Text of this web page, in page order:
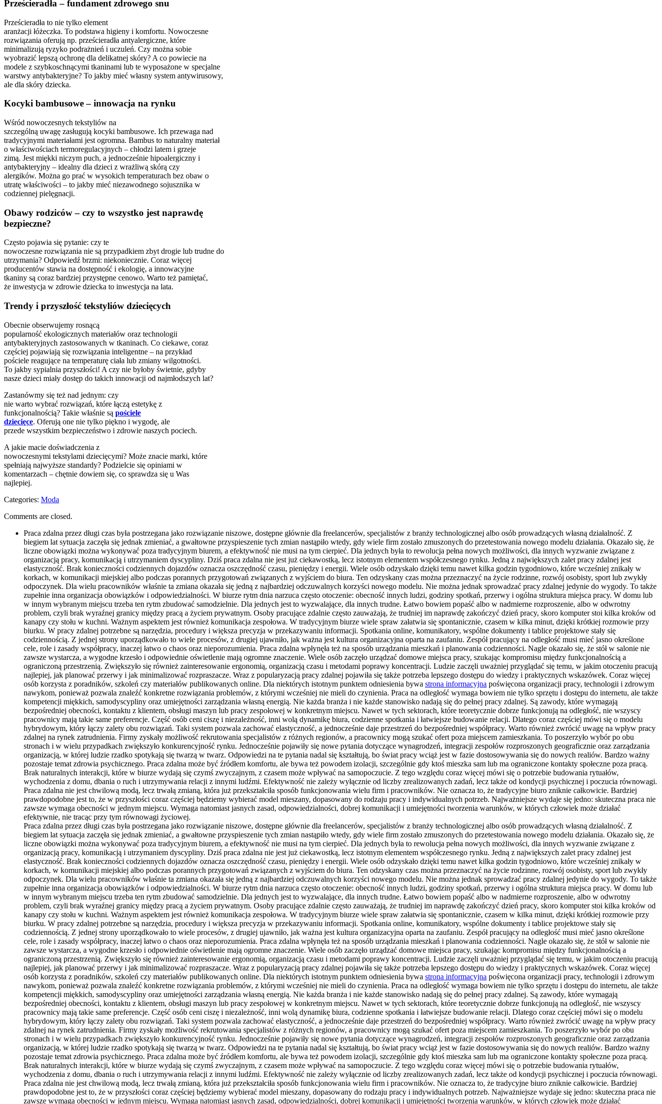
Prześcieradła – fundament zdrowego snu
Prześcieradła to nie tylko element
aranżacji łóżeczka. To podstawa higieny i komfortu. Nowoczesne
rozwiązania oferują np. prześcieradła antyalergiczne, które
minimalizują ryzyko podrażnień i uczuleń. Czy można sobie
wyobrazić lepszą ochronę dla delikatnej skóry? A co powiecie na
modele z szybkoschnącymi tkaninami lub te wyposażone w specjalne
warstwy antybakteryjne? To jakby mieć własny system antywirusowy,
ale dla skóry dziecka.
Kocyki bambusowe – innowacja na rynku
Wśród nowoczesnych tekstyliów na
szczególną uwagę zasługują kocyki bambusowe. Ich przewaga nad
tradycyjnymi materiałami jest ogromna. Bambus to naturalny materiał
o właściwościach termoregulacyjnych – chłodzi latem i grzeje
zimą. Jest miękki niczym puch, a jednocześnie hipoalergiczny i
antybakteryjny – idealny dla dzieci z wrażliwą skórą czy
alergików. Można go prać w wysokich temperaturach bez obaw o
utratę właściwości – to jakby mieć niezawodnego sojusznika w
codziennej pielęgnacji.
Obawy rodziców – czy to wszystko jest naprawdę
bezpieczne?
Często pojawia się pytanie: czy te
nowoczesne rozwiązania nie są przypadkiem zbyt drogie lub trudne do
utrzymania? Odpowiedź brzmi: niekoniecznie. Coraz więcej
producentów stawia na dostępność i ekologię, a innowacyjne
tkaniny są coraz bardziej przystępne cenowo. Warto też pamiętać,
że inwestycja w zdrowie dziecka to inwestycja na lata.
Trendy i przyszłość tekstyliów dziecięcych
Obecnie obserwujemy rosnącą
popularność ekologicznych materiałów oraz technologii
antybakteryjnych zastosowanych w tkaninach. Co ciekawe, coraz
częściej pojawiają się rozwiązania inteligentne – na przykład
pościele reagujące na temperaturę ciała lub zmiany wilgotności.
To jakby sypialnia przyszłości! A czy nie byłoby świetnie, gdyby
nasze dzieci miały dostęp do takich innowacji od najmłodszych lat?
Zastanówmy się też nad jednym: czy
nie warto wybrać rozwiązań, które łączą estetykę z
funkcjonalnością? Takie właśnie są pościele
dziecięce. Oferują one nie tylko piękno i wygodę, ale
przede wszystkim bezpieczeństwo i zdrowie naszych pociech.
A jakie macie doświadczenia z
nowoczesnymi tekstylami dziecięcymi? Może znacie marki, które
spełniają najwyższe standardy? Podzielcie się opiniami w
komentarzach – chętnie dowiem się, co sprawdza się u Was
najlepiej.
Categories: Moda
Comments are closed.
Praca zdalna przez długi czas była postrzegana jako rozwiązanie niszowe, dostępne głównie dla freelancerów, specjalistów z branży technologicznej albo osób prowadzących własną działalność. Z
biegiem lat sytuacja zaczęła się jednak zmieniać, a gwałtowne przyspieszenie tych zmian nastąpiło wtedy, gdy wiele firm zostało zmuszonych do przetestowania nowego modelu działania. Okazało się, że
liczne obowiązki można wykonywać poza tradycyjnym biurem, a efektywność nie musi na tym cierpieć. Dla jednych była to rewolucja pełna nowych możliwości, dla innych wyzwanie związane z
organizacją pracy, komunikacją i utrzymaniem dyscypliny. Dziś praca zdalna nie jest już ciekawostką, lecz istotnym elementem współczesnego rynku. Jedną z największych zalet pracy zdalnej jest
elastyczność. Brak konieczności codziennych dojazdów oznacza oszczędność czasu, pieniędzy i energii. Wiele osób odzyskało dzięki temu nawet kilka godzin tygodniowo, które wcześniej znikały w
korkach, w komunikacji miejskiej albo podczas porannych przygotowań związanych z wyjściem do biura. Ten odzyskany czas można przeznaczyć na życie rodzinne, rozwój osobisty, sport lub zwykły
odpoczynek. Dla wielu pracowników właśnie ta zmiana okazała się jedną z najbardziej odczuwalnych korzyści nowego modelu. Nie można jednak sprowadzać pracy zdalnej jedynie do wygody. To także
zupełnie inna organizacja obowiązków i odpowiedzialności. W biurze rytm dnia narzuca często otoczenie: obecność innych ludzi, godziny spotkań, przerwy i ogólna struktura miejsca pracy. W domu lub
w innym wybranym miejscu trzeba ten rytm zbudować samodzielnie. Dla jednych jest to wyzwalające, dla innych trudne. Łatwo bowiem popaść albo w nadmierne rozproszenie, albo w odwrotny
problem, czyli brak wyraźnej granicy między pracą a życiem prywatnym. Osoby pracujące zdalnie często zauważają, że trudniej im naprawdę zakończyć dzień pracy, skoro komputer stoi kilka kroków od
kanapy czy stołu w kuchni. Ważnym aspektem jest również komunikacja zespołowa. W tradycyjnym biurze wiele spraw załatwia się spontanicznie, czasem w kilka minut, dzięki krótkiej rozmowie przy
biurku. W pracy zdalnej potrzebne są narzędzia, procedury i większa precyzja w przekazywaniu informacji. Spotkania online, komunikatory, wspólne dokumenty i tablice projektowe stały się
codziennością. Z jednej strony uporządkowało to wiele procesów, z drugiej ujawniło, jak ważna jest kultura organizacyjna oparta na zaufaniu. Zespół pracujący na odległość musi mieć jasno określone
cele, role i zasady współpracy, inaczej łatwo o chaos oraz nieporozumienia. Praca zdalna wpłynęła też na sposób urządzania mieszkań i planowania codzienności. Nagle okazało się, że stół w salonie nie
zawsze wystarcza, a wygodne krzesło i odpowiednie oświetlenie mają ogromne znaczenie. Wiele osób zaczęło urządzać domowe miejsca pracy, szukając kompromisu między funkcjonalnością a
ograniczoną przestrzenią. Zwiększyło się również zainteresowanie ergonomią, organizacją czasu i metodami poprawy koncentracji. Ludzie zaczęli uważniej przyglądać się temu, w jakim otoczeniu pracują
najlepiej, jak planować przerwy i jak minimalizować rozpraszacze. Wraz z popularyzacją pracy zdalnej pojawiła się także potrzeba lepszego dostępu do wiedzy i praktycznych wskazówek. Coraz więcej
osób korzysta z poradników, szkoleń czy materiałów publikowanych online. Dla niektórych istotnym punktem odniesienia bywa strona informacyjna poświęcona organizacji pracy, technologii i zdrowym
nawykom, ponieważ pozwala znaleźć konkretne rozwiązania problemów, z którymi wcześniej nie mieli do czynienia. Praca na odległość wymaga bowiem nie tylko sprzętu i dostępu do internetu, ale także
kompetencji miękkich, samodyscypliny oraz umiejętności zarządzania własną energią. Nie każda branża i nie każde stanowisko nadają się do pełnej pracy zdalnej. Są zawody, które wymagają
bezpośredniej obecności, kontaktu z klientem, obsługi maszyn lub pracy zespołowej w konkretnym miejscu. Nawet w tych sektorach, które teoretycznie dobrze funkcjonują na odległość, nie wszyscy
pracownicy mają takie same preferencje. Część osób ceni ciszę i niezależność, inni wolą dynamikę biura, codzienne spotkania i łatwiejsze budowanie relacji. Dlatego coraz częściej mówi się o modelu
hybrydowym, który łączy zalety obu rozwiązań. Taki system pozwala zachować elastyczność, a jednocześnie daje przestrzeń do bezpośredniej współpracy. Warto również zwrócić uwagę na wpływ pracy
zdalnej na rynek zatrudnienia. Firmy zyskały możliwość rekrutowania specjalistów z różnych regionów, a pracownicy mogą szukać ofert poza miejscem zamieszkania. To poszerzyło wybór po obu
stronach i w wielu przypadkach zwiększyło konkurencyjność rynku. Jednocześnie pojawiły się nowe pytania dotyczące wynagrodzeń, integracji zespołów rozproszonych geograficznie oraz zarządzania
organizacją, w której ludzie rzadko spotykają się twarzą w twarz. Odpowiedzi na te pytania nadal się kształtują, bo świat pracy wciąż jest w fazie dostosowywania się do nowych realiów. Bardzo ważny
pozostaje temat zdrowia psychicznego. Praca zdalna może być źródłem komfortu, ale bywa też powodem izolacji, szczególnie gdy ktoś mieszka sam lub ma ograniczone kontakty społeczne poza pracą.
Brak naturalnych interakcji, które w biurze wydają się czymś zwyczajnym, z czasem może wpływać na samopoczucie. Z tego względu coraz więcej mówi się o potrzebie budowania rytuałów,
wychodzenia z domu, dbania o ruch i utrzymywania relacji z innymi ludźmi. Efektywność nie zależy wyłącznie od liczby zrealizowanych zadań, lecz także od kondycji psychicznej i poczucia równowagi.
Praca zdalna nie jest chwilową modą, lecz trwałą zmianą, która już przekształciła sposób funkcjonowania wielu firm i pracowników. Nie oznacza to, że tradycyjne biuro zniknie całkowicie. Bardziej
prawdopodobne jest to, że w przyszłości coraz częściej będziemy wybierać model mieszany, dopasowany do rodzaju pracy i indywidualnych potrzeb. Najważniejsze wydaje się jedno: skuteczna praca nie
zawsze wymaga obecności w jednym miejscu. Wymaga natomiast jasnych zasad, odpowiedzialności, dobrej komunikacji i umiejętności tworzenia warunków, w których człowiek może działać
efektywnie, nie tracąc przy tym równowagi życiowej.
Praca zdalna przez długi czas była postrzegana jako rozwiązanie niszowe, dostępne głównie dla freelancerów, specjalistów z branży technologicznej albo osób prowadzących własną działalność. Z
biegiem lat sytuacja zaczęła się jednak zmieniać, a gwałtowne przyspieszenie tych zmian nastąpiło wtedy, gdy wiele firm zostało zmuszonych do przetestowania nowego modelu działania. Okazało się, że
liczne obowiązki można wykonywać poza tradycyjnym biurem, a efektywność nie musi na tym cierpieć. Dla jednych była to rewolucja pełna nowych możliwości, dla innych wyzwanie związane z
organizacją pracy, komunikacją i utrzymaniem dyscypliny. Dziś praca zdalna nie jest już ciekawostką, lecz istotnym elementem współczesnego rynku. Jedną z największych zalet pracy zdalnej jest
elastyczność. Brak konieczności codziennych dojazdów oznacza oszczędność czasu, pieniędzy i energii. Wiele osób odzyskało dzięki temu nawet kilka godzin tygodniowo, które wcześniej znikały w
korkach, w komunikacji miejskiej albo podczas porannych przygotowań związanych z wyjściem do biura. Ten odzyskany czas można przeznaczyć na życie rodzinne, rozwój osobisty, sport lub zwykły
odpoczynek. Dla wielu pracowników właśnie ta zmiana okazała się jedną z najbardziej odczuwalnych korzyści nowego modelu. Nie można jednak sprowadzać pracy zdalnej jedynie do wygody. To także
zupełnie inna organizacja obowiązków i odpowiedzialności. W biurze rytm dnia narzuca często otoczenie: obecność innych ludzi, godziny spotkań, przerwy i ogólna struktura miejsca pracy. W domu lub
w innym wybranym miejscu trzeba ten rytm zbudować samodzielnie. Dla jednych jest to wyzwalające, dla innych trudne. Łatwo bowiem popaść albo w nadmierne rozproszenie, albo w odwrotny
problem, czyli brak wyraźnej granicy między pracą a życiem prywatnym. Osoby pracujące zdalnie często zauważają, że trudniej im naprawdę zakończyć dzień pracy, skoro komputer stoi kilka kroków od
kanapy czy stołu w kuchni. Ważnym aspektem jest również komunikacja zespołowa. W tradycyjnym biurze wiele spraw załatwia się spontanicznie, czasem w kilka minut, dzięki krótkiej rozmowie przy
biurku. W pracy zdalnej potrzebne są narzędzia, procedury i większa precyzja w przekazywaniu informacji. Spotkania online, komunikatory, wspólne dokumenty i tablice projektowe stały się
codziennością. Z jednej strony uporządkowało to wiele procesów, z drugiej ujawniło, jak ważna jest kultura organizacyjna oparta na zaufaniu. Zespół pracujący na odległość musi mieć jasno określone
cele, role i zasady współpracy, inaczej łatwo o chaos oraz nieporozumienia. Praca zdalna wpłynęła też na sposób urządzania mieszkań i planowania codzienności. Nagle okazało się, że stół w salonie nie
zawsze wystarcza, a wygodne krzesło i odpowiednie oświetlenie mają ogromne znaczenie. Wiele osób zaczęło urządzać domowe miejsca pracy, szukając kompromisu między funkcjonalnością a
ograniczoną przestrzenią. Zwiększyło się również zainteresowanie ergonomią, organizacją czasu i metodami poprawy koncentracji. Ludzie zaczęli uważniej przyglądać się temu, w jakim otoczeniu pracują
najlepiej, jak planować przerwy i jak minimalizować rozpraszacze. Wraz z popularyzacją pracy zdalnej pojawiła się także potrzeba lepszego dostępu do wiedzy i praktycznych wskazówek. Coraz więcej
osób korzysta z poradników, szkoleń czy materiałów publikowanych online. Dla niektórych istotnym punktem odniesienia bywa strona informacyjna poświęcona organizacji pracy, technologii i zdrowym
nawykom, ponieważ pozwala znaleźć konkretne rozwiązania problemów, z którymi wcześniej nie mieli do czynienia. Praca na odległość wymaga bowiem nie tylko sprzętu i dostępu do internetu, ale także
kompetencji miękkich, samodyscypliny oraz umiejętności zarządzania własną energią. Nie każda branża i nie każde stanowisko nadają się do pełnej pracy zdalnej. Są zawody, które wymagają
bezpośredniej obecności, kontaktu z klientem, obsługi maszyn lub pracy zespołowej w konkretnym miejscu. Nawet w tych sektorach, które teoretycznie dobrze funkcjonują na odległość, nie wszyscy
pracownicy mają takie same preferencje. Część osób ceni ciszę i niezależność, inni wolą dynamikę biura, codzienne spotkania i łatwiejsze budowanie relacji. Dlatego coraz częściej mówi się o modelu
hybrydowym, który łączy zalety obu rozwiązań. Taki system pozwala zachować elastyczność, a jednocześnie daje przestrzeń do bezpośredniej współpracy. Warto również zwrócić uwagę na wpływ pracy
zdalnej na rynek zatrudnienia. Firmy zyskały możliwość rekrutowania specjalistów z różnych regionów, a pracownicy mogą szukać ofert poza miejscem zamieszkania. To poszerzyło wybór po obu
stronach i w wielu przypadkach zwiększyło konkurencyjność rynku. Jednocześnie pojawiły się nowe pytania dotyczące wynagrodzeń, integracji zespołów rozproszonych geograficznie oraz zarządzania
organizacją, w której ludzie rzadko spotykają się twarzą w twarz. Odpowiedzi na te pytania nadal się kształtują, bo świat pracy wciąż jest w fazie dostosowywania się do nowych realiów. Bardzo ważny
pozostaje temat zdrowia psychicznego. Praca zdalna może być źródłem komfortu, ale bywa też powodem izolacji, szczególnie gdy ktoś mieszka sam lub ma ograniczone kontakty społeczne poza pracą.
Brak naturalnych interakcji, które w biurze wydają się czymś zwyczajnym, z czasem może wpływać na samopoczucie. Z tego względu coraz więcej mówi się o potrzebie budowania rytuałów,
wychodzenia z domu, dbania o ruch i utrzymywania relacji z innymi ludźmi. Efektywność nie zależy wyłącznie od liczby zrealizowanych zadań, lecz także od kondycji psychicznej i poczucia równowagi.
Praca zdalna nie jest chwilową modą, lecz trwałą zmianą, która już przekształciła sposób funkcjonowania wielu firm i pracowników. Nie oznacza to, że tradycyjne biuro zniknie całkowicie. Bardziej
prawdopodobne jest to, że w przyszłości coraz częściej będziemy wybierać model mieszany, dopasowany do rodzaju pracy i indywidualnych potrzeb. Najważniejsze wydaje się jedno: skuteczna praca nie
zawsze wymaga obecności w jednym miejscu. Wymaga natomiast jasnych zasad, odpowiedzialności, dobrej komunikacji i umiejętności tworzenia warunków, w których człowiek może działać